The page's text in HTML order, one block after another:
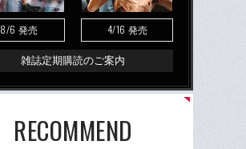
8/6 発売 4/16 発売
雑誌定期購読のご案内
RECOMMEND